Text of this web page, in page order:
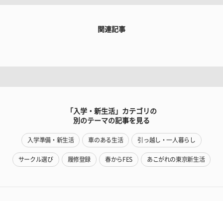
関連記事
「入学・新生活」カテゴリの
別のテーマの記事を見る
入学準備・新生活 車のある生活 引っ越し・一人暮らし
サークル選び 履修登録 春からFES あこがれの東京新生活